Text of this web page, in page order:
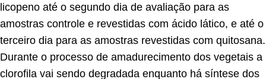
licopeno até o segundo dia de avaliação para as
amostras controle e revestidas com ácido lático, e até o
terceiro dia para as amostras revestidas com quitosana.
Durante o processo de amadurecimento dos vegetais a
clorofila vai sendo degradada enquanto há síntese dos